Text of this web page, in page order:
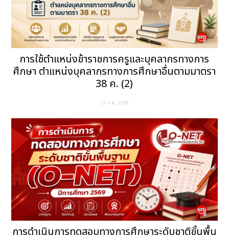
การใช้ตำแหน่งข้าราชการครูและบุคลากรทางการ
ศึกษา ตำแหน่งบุคลากรทางการศึกษาอื่นตามมาตรา
38 ค. (2)
23 ก.ค. 2569